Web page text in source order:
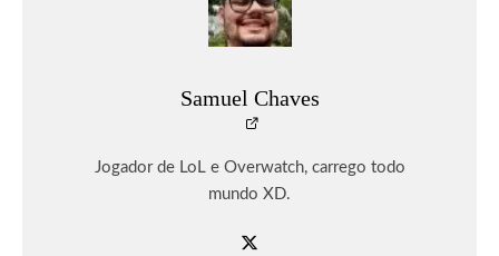
Samuel Chaves
Jogador de LoL e Overwatch, carrego todo
mundo XD.